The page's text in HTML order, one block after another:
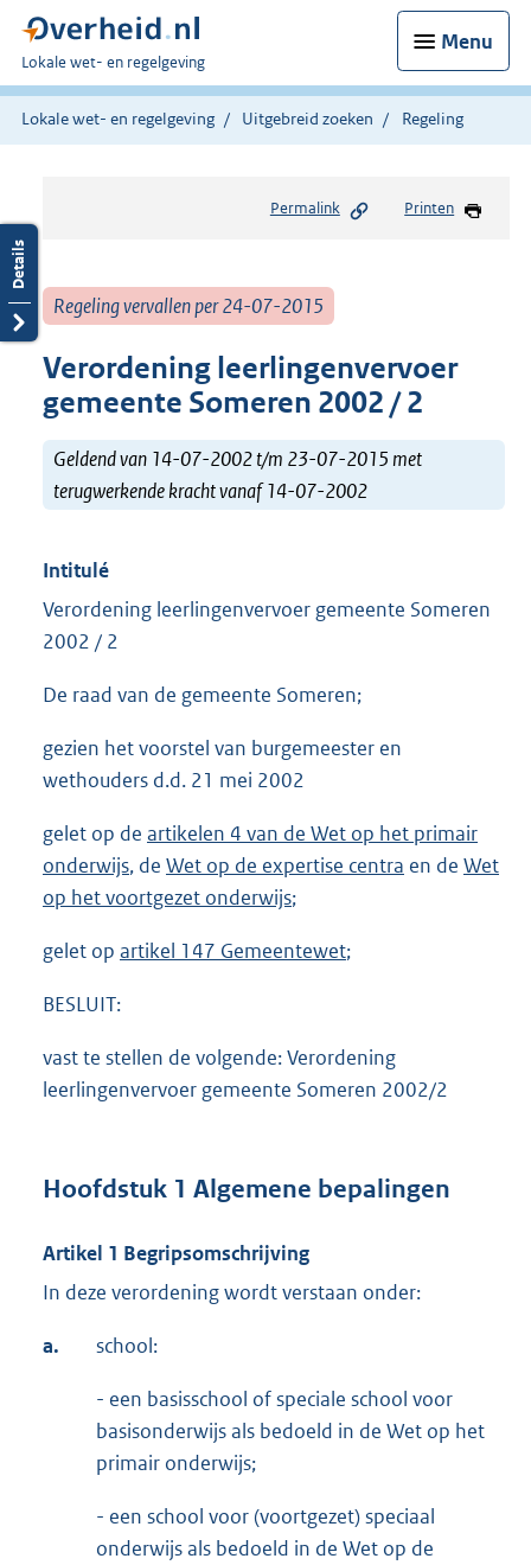
Menu
U
bent
hier:
Lokale wet- en regelgeving
Lokale wet- en regelgeving Uitgebreid zoeken Regeling
Permalink Printen
Regeling vervallen per 24-07-2015
Verordening leerlingenvervoer
gemeente Someren 2002 / 2
Geldend van 14-07-2002 t/m 23-07-2015 met
terugwerkende kracht vanaf 14-07-2002
Intitulé
Verordening leerlingenvervoer gemeente Someren
2002 / 2
De raad van de gemeente Someren;
gezien het voorstel van burgemeester en
wethouders d.d. 21 mei 2002
gelet op de artikelen 4 van de Wet op het primair
onderwijs, de Wet op de expertise centra en de Wet
op het voortgezet onderwijs;
gelet op artikel 147 Gemeentewet;
BESLUIT:
vast te stellen de volgende: Verordening
leerlingenvervoer gemeente Someren 2002/2
Hoofdstuk 1 Algemene bepalingen
Artikel 1 Begripsomschrijving
In deze verordening wordt verstaan onder:
a. school:
- een basisschool of speciale school voor
basisonderwijs als bedoeld in de Wet op het
primair onderwijs;
- een school voor (voortgezet) speciaal
onderwijs als bedoeld in de Wet op de